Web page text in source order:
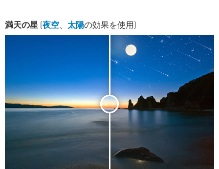
満天の星 (夜空、 太陽の効果を使用)
< >